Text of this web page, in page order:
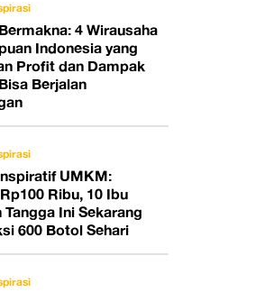
4 Wirausaha
Indonesia yang
Profit dan Dampak
Berjalan
UMKM:
Ribu, 10 Ibu
Tangga Ini Sekarang
600 Botol Sehari